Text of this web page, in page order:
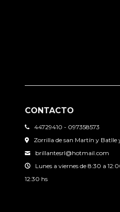
CONTACTO
44729410 - 097358573
Zorrilla de san Martín y Batlle
brillantesrl@hotmail.com
Lunes a viernes de 8:30 a
12:30 hs